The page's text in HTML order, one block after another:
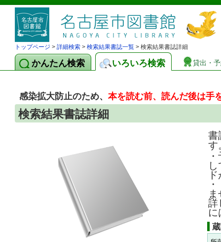
トップページ > 詳細検索 > 検索結果書誌一覧 > 検索結果書誌詳細
かんたん検索 いろいろ検索 貸出・
感染拡大防止のため、本を読む前、読んだ後は手
検索結果書誌詳細
書
す
詳
に